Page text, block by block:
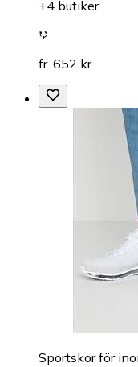
+4 butiker
fr. 652 kr
Sportskor för